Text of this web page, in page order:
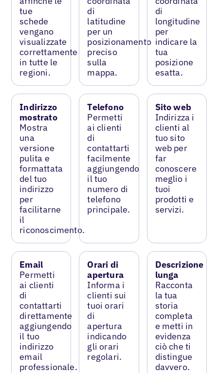
tue
schede
vengano
visualizzate
correttamente
in tutte le
regioni.
di
latitudine
per un
posizionamento
preciso
sulla
mappa.
di
longitudine
per
indicare la
tua
posizione
esatta.
Indirizzo
mostrato
Mostra
una
versione
pulita e
formattata
del tuo
indirizzo
per
facilitarne
il
riconoscimento.
Telefono
Permetti
ai clienti
di
contattarti
facilmente
aggiungendo
il tuo
numero di
telefono
principale.
Sito web
Indirizza i
clienti al
tuo sito
web per
far
conoscere
meglio i
tuoi
prodotti e
servizi.
Email
Permetti
ai clienti
di
contattarti
direttamente
aggiungendo
il tuo
indirizzo
email
professionale.
Orari di
apertura
Informa i
clienti sui
tuoi orari
di
apertura
indicando
gli orari
regolari.
Descrizione
lunga
Racconta
la tua
storia
completa
e metti in
evidenza
ciò che ti
distingue
davvero.